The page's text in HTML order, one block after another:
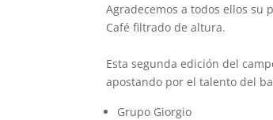
Agradecemos a todos ellos su
Café filtrado de altura.
Esta segunda edición del
apostando por el talento del
Grupo Giorgio